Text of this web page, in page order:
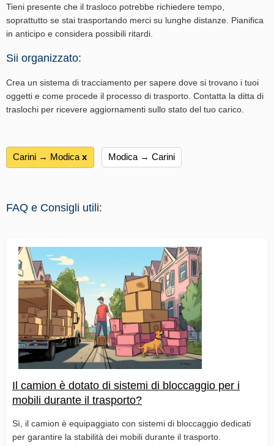
Tieni presente che il trasloco potrebbe richiedere tempo,
soprattutto se stai trasportando merci su lunghe distanze. Pianifica
in anticipo e considera possibili ritardi.
Sii organizzato:
Crea un sistema di tracciamento per sapere dove si trovano i tuoi
oggetti e come procede il processo di trasporto. Contatta la ditta di
traslochi per ricevere aggiornamenti sullo stato del tuo carico.
Carini → Modica х Modica → Carini
FAQ e Consigli utili:
Il camion è dotato di sistemi di bloccaggio per i
mobili durante il trasporto?
Sì, il camion è equipaggiato con sistemi di bloccaggio dedicati
per garantire la stabilità dei mobili durante il trasporto.